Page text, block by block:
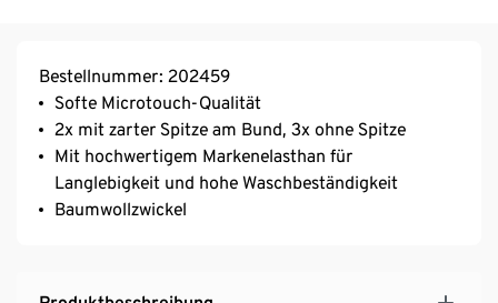
Bestellnummer: 202459
Softe Microtouch-Qualität
2x mit zarter Spitze am Bund, 3x ohne Spitze
Mit hochwertigem Markenelasthan für
Langlebigkeit und hohe Waschbeständigkeit
Baumwollzwickel